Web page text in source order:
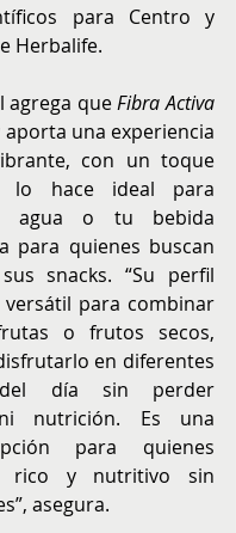
para Centro y
Herbalife.
agrega que Fibra Activa
aporta una experiencia
con un toque
lo hace ideal para
agua o tu bebida
para quienes buscan
snacks. “Su perfil
para combinar
o frutos secos,
en diferentes
del día sin perder
nutrición. Es una
para quienes
rico y nutritivo sin
asegura.